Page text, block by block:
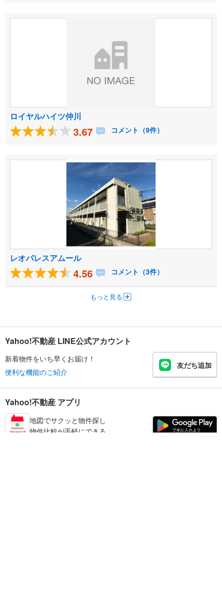
ロイヤルハイツ仲川
3.67 コメント（9件）
レオパレスアムール
4.56 コメント（3件）
もっと見る
Yahoo!不動産 LINE公式アカウント
新着物件をいち早くお届け！
便利な機能のご紹介
友だち追加
Yahoo!不動産 アプリ
地図でサクッと物件探し
物件比較が手軽にできる